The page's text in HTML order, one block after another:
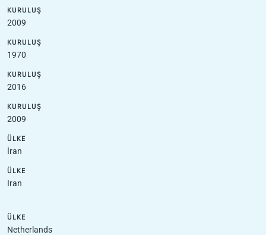
KURULUŞ
2009
KURULUŞ
1970
KURULUŞ
2016
KURULUŞ
2009
ÜLKE
İran
ÜLKE
Iran
ÜLKE
Netherlands